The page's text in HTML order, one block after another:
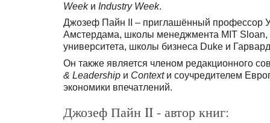
Weekи Industry Week.
Джозеф Пайн II – приглашённый профессор
Амстердама, школы менеджмента MIT Sloan,
университета, школы бизнеса Duke и
Он также является членом редакционного
& Leadershipи Contextи соучредителем
экономики впечатлений.
Джозеф Пайн II - автор книг: